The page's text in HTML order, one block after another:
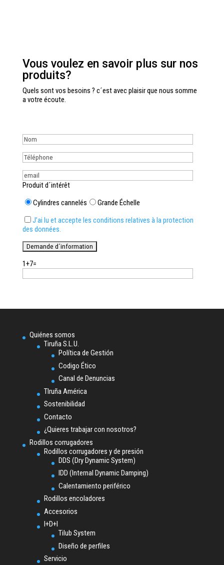
Vous voulez en savoir plus sur nos
produits?
Quels sont vos besoins ? c´est avec plaisir que nous somme
a votre écoute.
Produit d´intérêt
Cylindres cannelés
Grande Échelle
J’ai lu et accepte les conditions relatives à la protection
des données.
1+7=
Quiénes somos
Tiruña S.L.U.
Política de Gestión
Codigo Ético
Canal de Denuncias
TIruña América
Sostenibilidad
Contacto
¿Quieres trabajar con nosotros?
Rodillos corrugadores
Rodillos corrugadores y de presión
DDS (Dry Dynamic System)
IDD (Internal Dynamic Damping)
Calentamiento periférico
Rodillos encoladores
Accesorios
I+D+I
Tilub System
Diseño de perfiles
Servicio